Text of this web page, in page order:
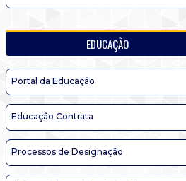
EDUCAÇÃO
Portal da Educação
Educação Contrata
Processos de Designação